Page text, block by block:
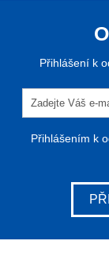
Přihlášení k
Přihlášením k